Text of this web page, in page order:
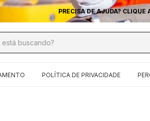
CONFIRA AS CONDIÇÕES PARA
POLÍTICA DE PRIVACIDADE